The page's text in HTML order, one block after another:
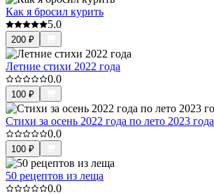
Как я бросил курить
5.0
200 ₽
Летние стихи 2022 года
0.0
100 ₽
Стихи за осень 2022 года по лето 2023 года
0.0
100 ₽
50 рецептов из леща
0.0